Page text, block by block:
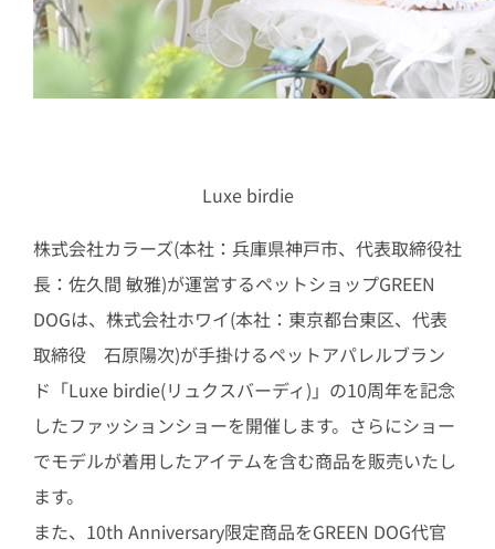
Luxe birdie
株式会社カラーズ(本社：兵庫県神戸市、代表取締役社
長：佐久間 敏雅)が運営するペットショップGREEN
DOGは、株式会社ホワイ(本社：東京都台東区、代表
取締役 石原陽次)が手掛けるペットアパレルブラン
ド「Luxe birdie(リュクスバーディ)」の10周年を記念
したファッションショーを開催します。さらにショー
でモデルが着用したアイテムを含む商品を販売いたし
ます。
また、10th Anniversary限定商品をGREEN DOG代官